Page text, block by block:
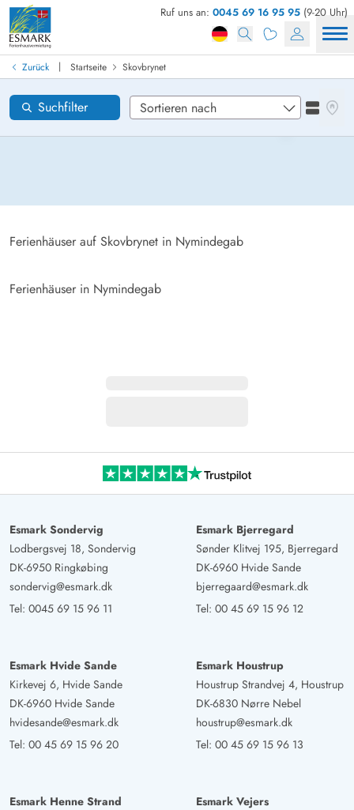
Ruf uns an: 0045 69 16 95 95 (9-20 Uhr)
Zurück | Startseite Skovbrynet
Skovbrynet
Ferienhäuser auf Skovbrynet in Nymindegab
Ferienhäuser in Nymindegab
Suchfilter
Ferienhaus in Dänemark finden
Anreise
Gebiete
Loading...
Esmark Sondervig
Lodbergsvej 18, Sondervig
DK-6950 Ringkøbing
sondervig@esmark.dk
Tel: 0045 69 15 96 11
Esmark Bjerregard
Sønder Klitvej 195, Bjerregard
DK-6960 Hvide Sande
bjerregaard@esmark.dk
Tel: 00 45 69 15 96 12
Esmark Hvide Sande
Kirkevej 6, Hvide Sande
DK-6960 Hvide Sande
hvidesande@esmark.dk
Tel: 00 45 69 15 96 20
Esmark Houstrup
Houstrup Strandvej 4, Houstrup
DK-6830 Nørre Nebel
houstrup@esmark.dk
Tel: 00 45 69 15 96 13
Esmark Henne Strand
Esmark Vejers